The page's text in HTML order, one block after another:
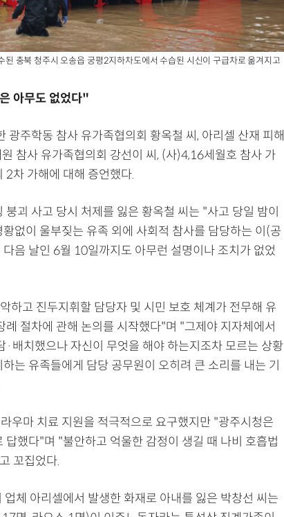
충북 청주시 오송읍 궁평2지하차도에서 수습된 시신이 구급차로 옮겨지고
아무도 없었다"
광주학동 참사 유가족협의회 황옥철 씨, 아리셀 산재 피해
참사 유가족협의회 강선이 씨, (사)4,16세월호 참사 가
2차 가해에 대해 증언했다.
괴 사고 당시 처제를 잃은 황옥철 씨는 "사고 당일 밤이
없이 울부짖는 유족 외에 사회적 참사를 담당하는 이(공
음 날인 6월 10일까지도 아무런 설명이나 조치가 없었
하고 진두지휘할 담당자 및 시민 보호 체계가 전무해 유
례 절차에 관해 논의를 시작했다"며 "그제야 지자체에서
·배치했으나 자신이 무엇을 해야 하는지조차 모르는 상황
는 유족들에게 담당 공무원이 오히려 큰 소리를 내는 기
우마 치료 지원을 적극적으로 요구했지만 "광주시청은
답했다"며 "불안하고 억울한 감정이 생길 때 나비 호흡법
꼬집었다.
체 아리셀에서 발생한 화재로 아내를 잃은 박창선 씨는